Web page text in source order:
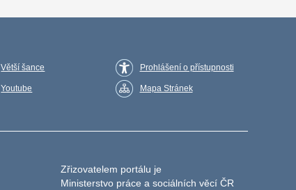
Větší šance
Youtube
Prohlášení o přístupnosti
Mapa Stránek
Zřizovatelem portálu je
Ministerstvo práce a sociálních věcí ČR